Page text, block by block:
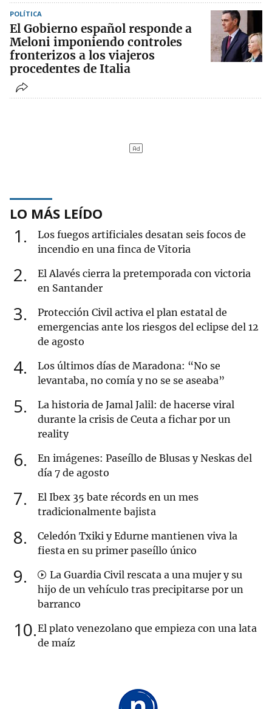
POLÍTICA
El Gobierno español responde a
Meloni imponiendo controles
fronterizos a los viajeros
procedentes de Italia
LO MÁS LEÍDO
1
Los fuegos artificiales desatan seis focos de
incendio en una finca de Vitoria
2
El Alavés cierra la pretemporada con victoria
en Santander
3
Protección Civil activa el plan estatal de
emergencias ante los riesgos del eclipse del 12
de agosto
4
Los últimos días de Maradona: “No se
levantaba, no comía y no se se aseaba”
5
La historia de Jamal Jalil: de hacerse viral
durante la crisis de Ceuta a fichar por un
reality
6
En imágenes: Paseíllo de Blusas y Neskas del
día 7 de agosto
7
El Ibex 35 bate récords en un mes
tradicionalmente bajista
8
Celedón Txiki y Edurne mantienen viva la
fiesta en su primer paseíllo único
9
La Guardia Civil rescata a una mujer y su
hijo de un vehículo tras precipitarse por un
barranco
10 El plato venezolano que empieza con una lata
de maíz